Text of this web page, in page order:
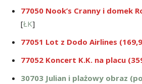
77050 Nook’s Cranny i domek
[ŁK]
77051 Lot z Dodo Airlines
77052 Koncert K.K. na placu
30703 Julian i plażowy obraz